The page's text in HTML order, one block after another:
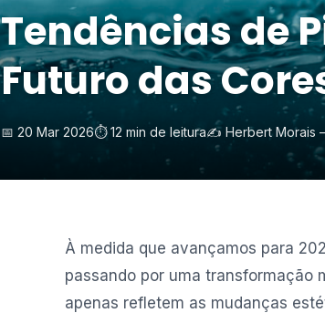
Tendências de
Futuro das
📅 20 Mar 2026⏱️ 12 min de leitura✍️ Herbert Morais
À medida que avançamos para
passando por uma transformação
apenas refletem as mudanças